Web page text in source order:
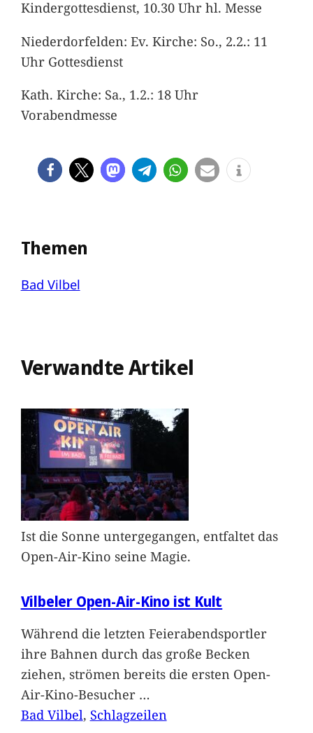
Kindergottesdienst, 10.30 Uhr hl. Messe
Niederdorfelden: Ev. Kirche: So., 2.2.: 11
Uhr Gottesdienst
Kath. Kirche: Sa., 1.2.: 18 Uhr
Vorabendmesse
Themen
Bad Vilbel
Verwandte Artikel
Ist die Sonne untergegangen, entfaltet das
Open-Air-Kino seine Magie.
Vilbeler Open-Air-Kino ist Kult
Während die letzten Feierabendsportler
ihre Bahnen durch das große Becken
ziehen, strömen bereits die ersten Open-
Air-Kino-Besucher …
Bad Vilbel, Schlagzeilen